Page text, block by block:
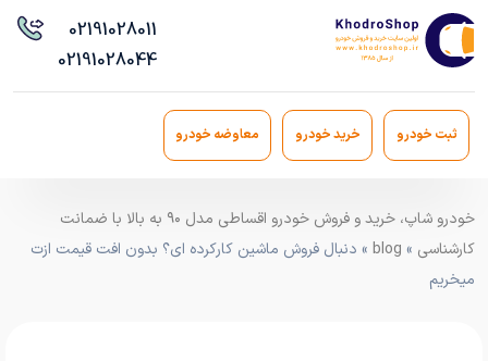
02191028011
02191028044
ثبت خودرو خرید خودرو معاوضه خودرو
خودرو شاپ، خرید و فروش خودرو اقساطی مدل ۹۰ به بالا با ضمانت
کارشناسی »
blog » دنبال فروش ماشین کارکرده ای؟ بدون افت قیمت ازت
میخریم